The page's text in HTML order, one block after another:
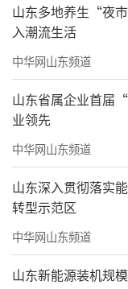
山东多地养生“夜
入潮流生活
中华网山东频道
山东省属企业首
业领先
中华网山东频道
山东深入贯彻落实
转型示范区
中华网山东频道
山东新能源装机规